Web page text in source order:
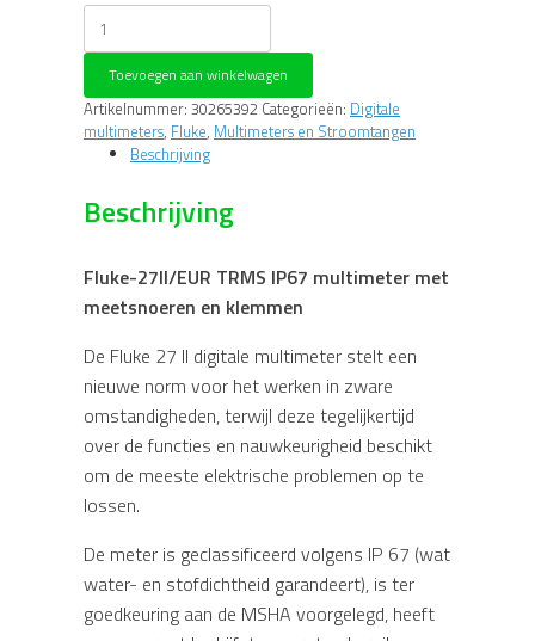
Fluke-
27II/EUR
TRMS
multimeter
met
meetsnoeren
aantal
Toevoegen aan winkelwagen
Artikelnummer: 30265392 Categorieën: Digitale
multimeters, Fluke, Multimeters en Stroomtangen
Beschrijving
Beschrijving
Fluke-27II/EUR TRMS IP67 multimeter met
meetsnoeren en klemmen
De Fluke 27 II digitale multimeter stelt een
nieuwe norm voor het werken in zware
omstandigheden, terwijl deze tegelijkertijd
over de functies en nauwkeurigheid beschikt
om de meeste elektrische problemen op te
lossen.
De meter is geclassificeerd volgens IP 67 (wat
water- en stofdichtheid garandeert), is ter
goedkeuring aan de MSHA voorgelegd, heeft